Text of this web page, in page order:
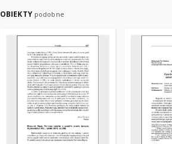
OBIEKTY podobne